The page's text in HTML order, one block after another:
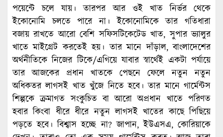
পয়েন্টে চলে যায়। তারপর আর ওই খাত নির্ভর থেকে
ইকোনোমি চলতে পারে না। ইকোনোমিকে তার গতিধারা
বজায় রাখতে আরো বেশি সফিসটিকেটেড খাত, সুপার ভ্যালুর
খাতে মাইগ্রেট করতেই হয়। তার মানে দাঁড়াল, বাংলাদেশের
অর্থনীতিকে নিজের টিকে/এগিয়ে যাবার স্বার্থেই একটা পর্যায়ে
তার আজকের প্রধান খাতকে পেছনে ফেলে নতুন নতুন
অধিকতর লাগসই খাত খুঁজে নিতে হবে। তার মানে গার্মেন্টস
শিল্পকে ক্রমাগত সংকুচিত বা আরো অপ্রধান খাতে পরিণত
হবার কিংবা ধীরে ধীরে নতুন লাগসই খাতের কাছে পিছিয়ে
পড়তে হবে। বিশ্বাস হচ্ছে না? জাপান, ইউএসএ, কোরিয়াকে